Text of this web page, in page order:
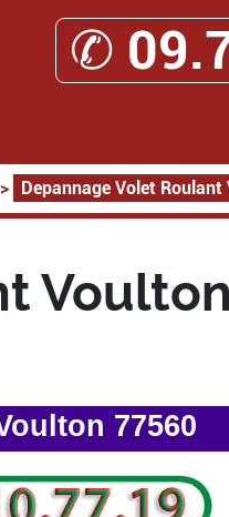
✆
> Depannage Volet
77560